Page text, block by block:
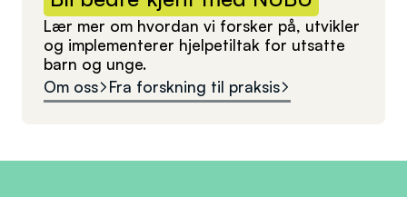
Lær mer om hvordan vi forsker på, utvikler
og implementerer hjelpetiltak for utsatte
barn og unge.
Om oss
Fra forskning til praksis